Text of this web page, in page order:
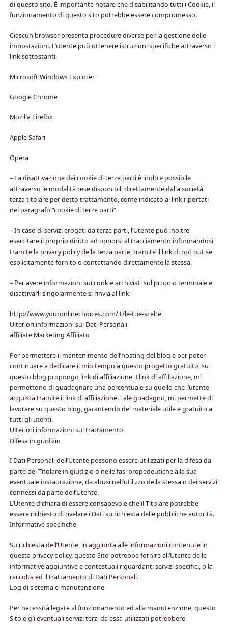
di questo sito. È importante notare che disabilitando tutti i Cookie, il
funzionamento di questo sito potrebbe essere compromesso.
Ciascun browser presenta procedure diverse per la gestione delle
impostazioni. L’utente può ottenere istruzioni specifiche attraverso i
link sottostanti.
Microsoft Windows Explorer
Google Chrome
Mozilla Firefox
Apple Safari
Opera
– La disattivazione dei cookie di terze parti è inoltre possibile
attraverso le modalità rese disponibili direttamente dalla società
terza titolare per detto trattamento, come indicato ai link riportati
nel paragrafo “cookie di terze parti”
– In caso di servizi erogati da terze parti, l’Utente può inoltre
esercitare il proprio diritto ad opporsi al tracciamento informandosi
tramite la privacy policy della terza parte, tramite il link di opt out se
esplicitamente fornito o contattando direttamente la stessa.
– Per avere informazioni sui cookie archiviati sul proprio terminale e
disattivarli singolarmente si rinvia al link:
http://www.youronlinechoices.com/it/le-tue-scelte
Ulteriori informazioni sui Dati Personali
affiliate Marketing Affiliato
Per permettere il mantenimento dell’hosting del blog e per poter
continuare a dedicare il mio tempo a questo progetto gratuito, su
questo blog propongo link di affiliazione. I link di affiliazione, mi
permettono di guadagnare una percentuale su quello che l’utente
acquista tramite il link di affiliazione. Tale guadagno, mi permette di
lavorare su questo blog, garantendo del materiale utile e gratuito a
tutti gli utenti.
Ulteriori informazioni sul trattamento
Difesa in giudizio
I Dati Personali dell’Utente possono essere utilizzati per la difesa da
parte del Titolare in giudizio o nelle fasi propedeutiche alla sua
eventuale instaurazione, da abusi nell’utilizzo della stessa o dei servizi
connessi da parte dell’Utente.
L’Utente dichiara di essere consapevole che il Titolare potrebbe
essere richiesto di rivelare i Dati su richiesta delle pubbliche autorità.
Informative specifiche
Su richiesta dell’Utente, in aggiunta alle informazioni contenute in
questa privacy policy, questo Sito potrebbe fornire all’Utente delle
informative aggiuntive e contestuali riguardanti servizi specifici, o la
raccolta ed il trattamento di Dati Personali.
Log di sistema e manutenzione
Per necessità legate al funzionamento ed alla manutenzione, questo
Sito e gli eventuali servizi terzi da essa utilizzati potrebbero